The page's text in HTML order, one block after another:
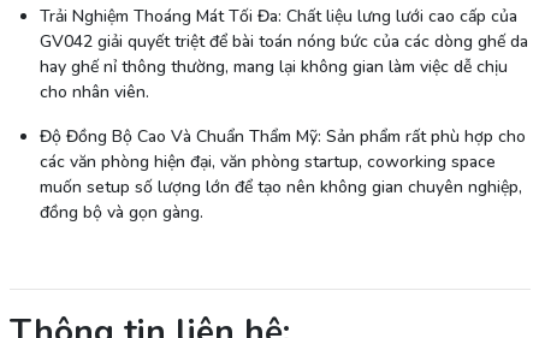
Trải Nghiệm Thoáng Mát Tối Đa: Chất liệu lưng lưới cao cấp của
GV042 giải quyết triệt để bài toán nóng bức của các dòng ghế da
hay ghế nỉ thông thường, mang lại không gian làm việc dễ chịu
cho nhân viên.
Độ Đồng Bộ Cao Và Chuẩn Thẩm Mỹ: Sản phẩm rất phù hợp cho
các văn phòng hiện đại, văn phòng startup, coworking space
muốn setup số lượng lớn để tạo nên không gian chuyên nghiệp,
đồng bộ và gọn gàng.